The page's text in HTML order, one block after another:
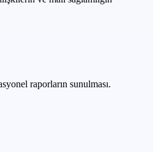
raporların sunulması.